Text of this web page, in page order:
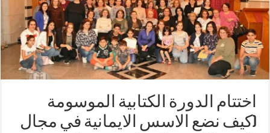
اختتام الدورة الكتابية الموسومة
(كيف نضع الاسس الايمانية في مجال